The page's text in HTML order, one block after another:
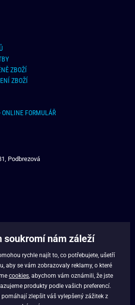
ZBOŽÍ
ZBOŽÍ
ONLINE FORMULÁŘ
Podbrezová
soukromí nám záleží
rychle najít to, co potřebujete, ušetří
aby se vám zobrazovaly reklamy, o které
cookies , abychom vám oznámili, že jste
produkty podle vašich preferencí.
zlepšit váš vylepšený zážitek z